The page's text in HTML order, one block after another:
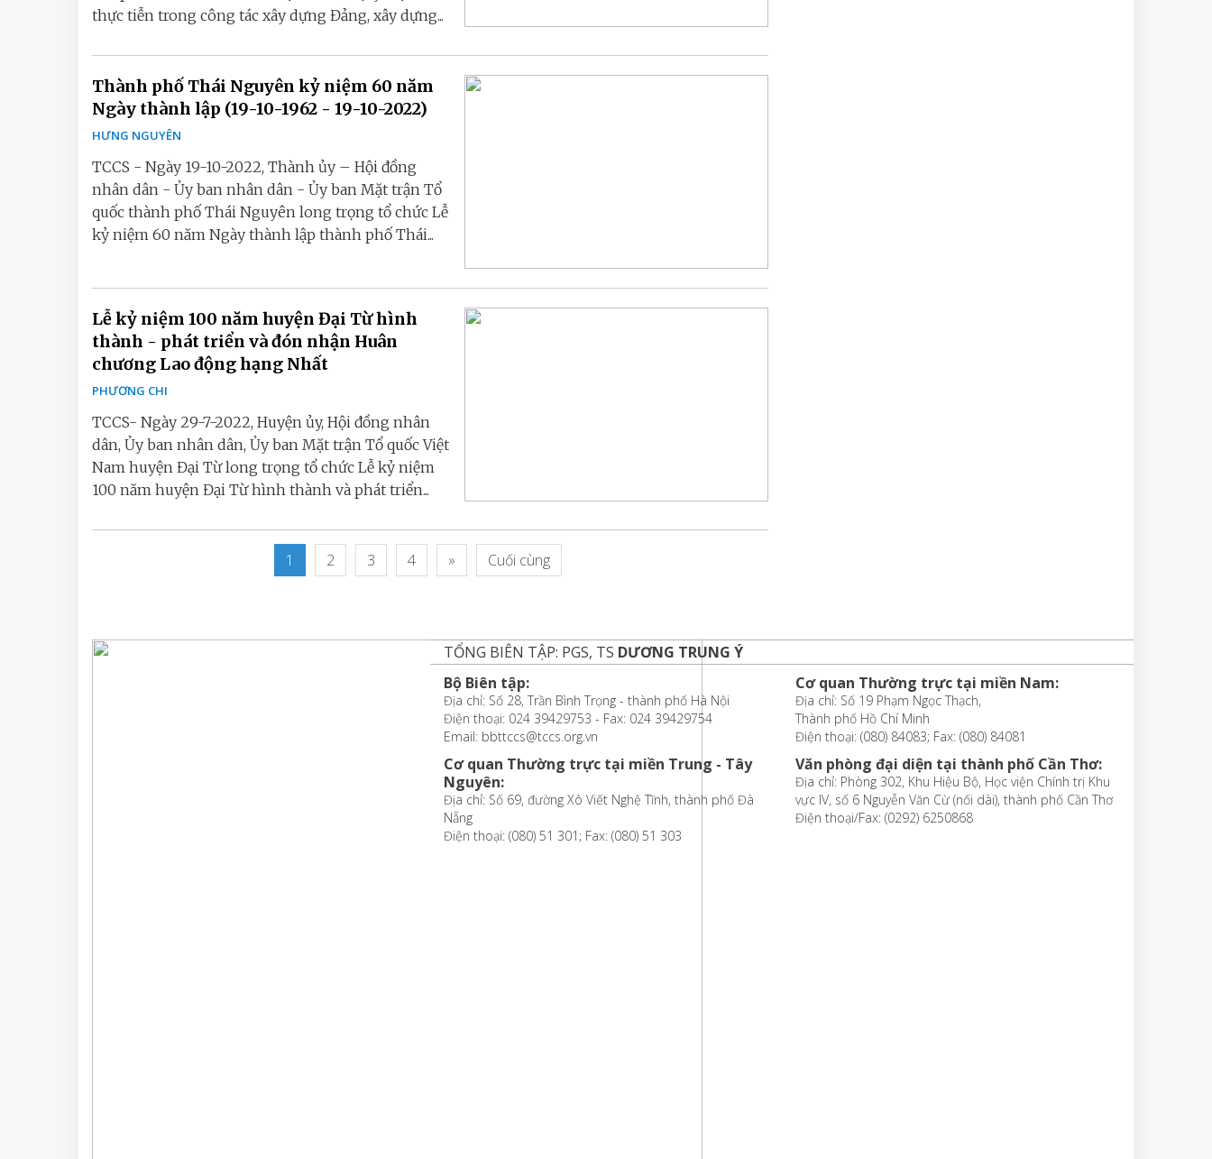
thực tiễn trong công tác xây dựng Đảng, xây dựng...
Thành phố Thái Nguyên kỷ niệm 60 năm
Ngày thành lập (19-10-1962 - 19-10-2022)
HƯNG NGUYÊN
TCCS - Ngày 19-10-2022, Thành ủy – Hội đồng
nhân dân - Ủy ban nhân dân - Ủy ban Mặt trận Tổ
quốc thành phố Thái Nguyên long trọng tổ chức Lễ
kỷ niệm 60 năm Ngày thành lập thành phố Thái...
Lễ kỷ niệm 100 năm huyện Đại Từ hình
thành - phát triển và đón nhận Huân
chương Lao động hạng Nhất
PHƯƠNG CHI
TCCS- Ngày 29-7-2022, Huyện ủy, Hội đồng nhân
dân, Ủy ban nhân dân, Ủy ban Mặt trận Tổ quốc Việt
Nam huyện Đại Từ long trọng tổ chức Lễ kỷ niệm
100 năm huyện Đại Từ hình thành và phát triển...
1 2 3 4 » Cuối cùng
TỔNG BIÊN TẬP: PGS, TS DƯƠNG TRUNG Ý
Bộ Biên tập:
Địa chỉ: Số 28, Trần Bình Trọng - thành phố Hà Nội
Điện thoại: 024 39429753 - Fax: 024 39429754
Email: bbttccs@tccs.org.vn
Cơ quan Thường trực tại miền Trung - Tây
Nguyên:
Địa chỉ: Số 69, đường Xô Viết Nghệ Tĩnh, thành phố Đà
Nẵng
Điện thoại: (080) 51 301; Fax: (080) 51 303
Cơ quan Thường trực tại miền Nam:
Địa chỉ: Số 19 Phạm Ngọc Thạch,
Thành phố Hồ Chí Minh
Điện thoại: (080) 84083; Fax: (080) 84081
Văn phòng đại diện tại thành phố Cần Thơ:
Địa chỉ: Phòng 302, Khu Hiệu Bộ, Học viện Chính trị Khu
vực IV, số 6 Nguyễn Văn Cừ (nối dài), thành phố Cần Thơ
Điện thoại/Fax: (0292) 6250868